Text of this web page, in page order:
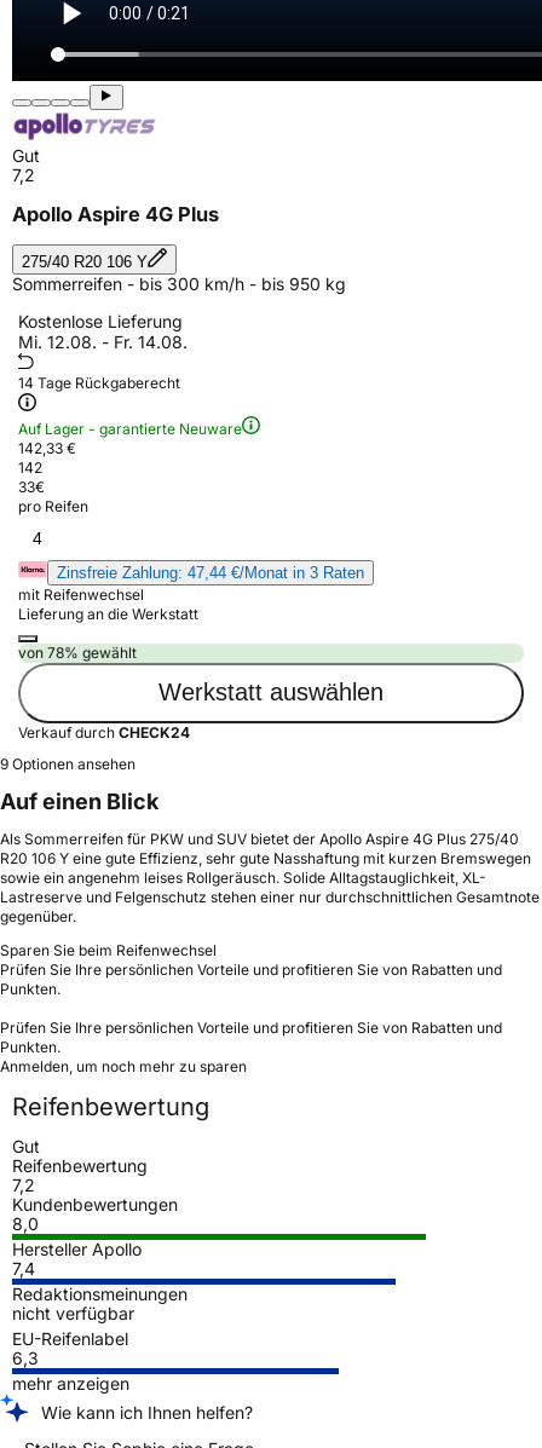
Gut
7,2
Apollo Aspire 4G Plus
275/40 R20 106 Y
Sommerreifen - bis 300 km/h - bis 950 kg
Kostenlose Lieferung
Mi. 12.08. - Fr. 14.08.
14 Tage Rückgaberecht
Auf Lager - garantierte Neuware
142,33 €
142
33€
pro Reifen
4
Zinsfreie Zahlung: 47,44 €/Monat in 3 Raten
mit Reifenwechsel
Lieferung an die Werkstatt
von 78% gewählt
Werkstatt auswählen
Verkauf durch CHECK24
9 Optionen ansehen
Auf einen Blick
Als Sommerreifen für PKW und SUV bietet der Apollo Aspire 4G Plus 275/40
R20 106 Y eine gute Effizienz, sehr gute Nasshaftung mit kurzen Bremswegen
sowie ein angenehm leises Rollgeräusch. Solide Alltagstauglichkeit, XL-
Lastreserve und Felgenschutz stehen einer nur durchschnittlichen Gesamtnote
gegenüber.
Sparen Sie beim Reifenwechsel
Prüfen Sie Ihre persönlichen Vorteile und profitieren Sie von Rabatten und
Punkten.
Prüfen Sie Ihre persönlichen Vorteile und profitieren Sie von Rabatten und
Punkten.
Anmelden, um noch mehr zu sparen
Reifenbewertung
Gut
Reifenbewertung
7,2
Kundenbewertungen
8,0
Hersteller Apollo
7,4
Redaktionsmeinungen
nicht verfügbar
EU-Reifenlabel
6,3
mehr anzeigen
Wie kann ich Ihnen helfen?